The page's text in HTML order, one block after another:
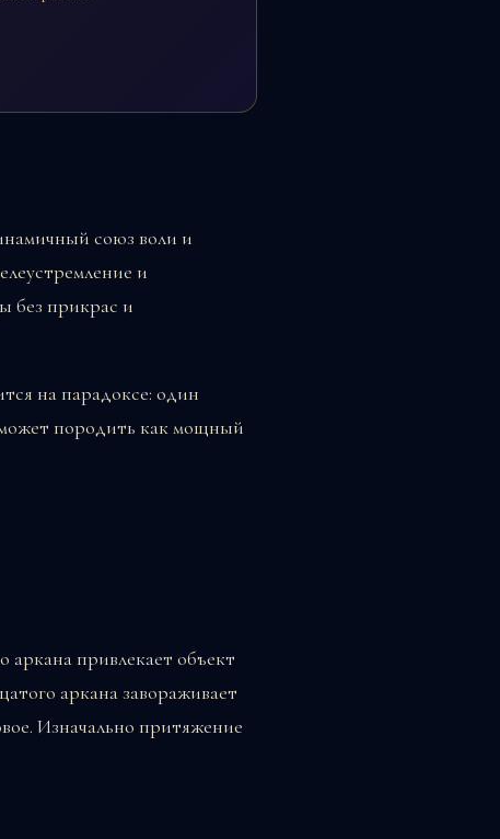
союз воли и
и
без прикрас и
на парадоксе: один
породить как мощный
аркана привлекает объект
аркана завораживает
Изначально притяжение